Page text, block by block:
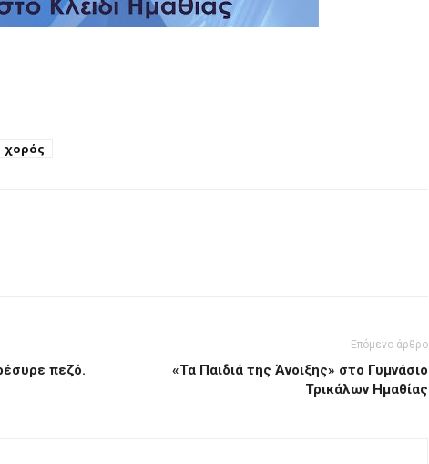
χορός
πεζό.
Επόμενο άρθρο
«Τα Παιδιά της Άνοιξης» στο Γυμνάσιο
Τρικάλων Ημαθίας